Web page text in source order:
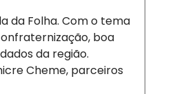
da Folha. Com o tema
boa
da região.
Cheme, parceiros